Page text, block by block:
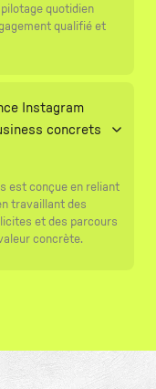
quotidien
qualifié et
Instagram
concrets
est conçue en reliant
travaillant des
et des parcours
concrète.